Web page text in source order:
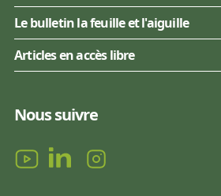
Le bulletin la feuille et l'aiguille
Articles en accès libre
Nous suivre